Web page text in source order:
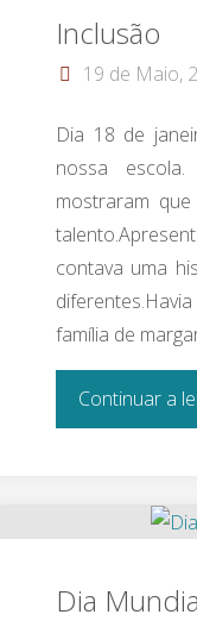
Inclusão
19 de Maio,
Dia 18 de
nossa
mostraram
contava uma
família de
Continuar a
Dia